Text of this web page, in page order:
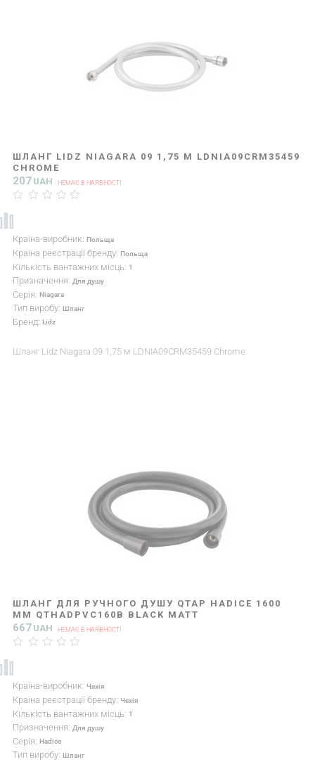
ШЛАНГ LIDZ NIAGARA 09 1,75 М LDNIA09CRM35459
CHROME
207 UAH НЕМАЄ В НАЯВНОСТІ
Країна-виробник: Польща
Країна реєстрації бренду: Польща
Кількість вантажних місць: 1
Призначення: Для душу
Серія: Niagara
Тип виробу: Шланг
Бренд: Lidz
Шланг Lidz Niagara 09 1,75 м LDNIA09CRM35459 Chrome
ШЛАНГ ДЛЯ РУЧНОГО ДУШУ QTAP HADICE 1600
ММ QTHADPVC160B BLACK MATT
667 UAH НЕМАЄ В НАЯВНОСТІ
Країна-виробник: Чехія
Країна реєстрації бренду: Чехія
Кількість вантажних місць: 1
Призначення: Для душу
Серія: Hadice
Тип виробу: Шланг